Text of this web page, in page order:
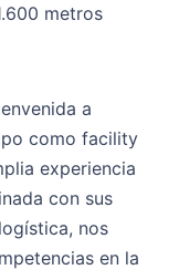
metros
a
como facility
experiencia
con sus
nos
en la